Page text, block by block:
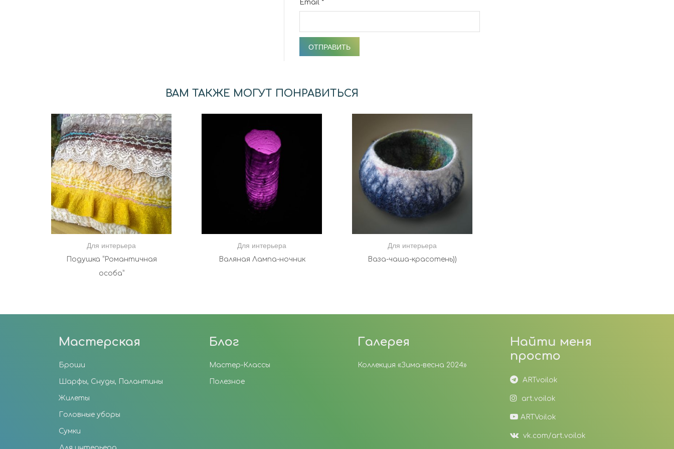
Email *
ВАМ ТАКЖЕ МОГУТ ПОНРАВИТЬСЯ
Для интерьера
Подушка “Романтичная
особа”
Для интерьера
Валяная Лампа-ночник
Для интерьера
Ваза-чаша-красотень))
Мастерская
Броши
Шарфы, Снуды, Палантины
Жилеты
Головные уборы
Сумки
Блог
Мастер-Классы
Полезное
Галерея
Коллекция «Зима-весна 2024»
Найти меня
просто
ARTvoilok
art.voilok
ARTVoilok
vk.com/art.voilok